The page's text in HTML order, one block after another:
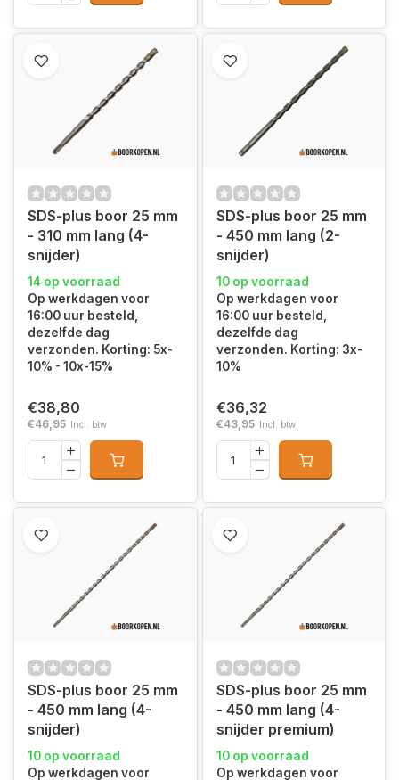
SDS-plus boor 25 mm
- 310 mm lang (4-
snijder)
14 op voorraad
Op werkdagen voor
16:00 uur besteld,
dezelfde dag
verzonden. Korting: 5x-
10% - 10x-15%
€38,80
€46,95 Incl. btw
SDS-plus boor 25 mm
- 450 mm lang (2-
snijder)
10 op voorraad
Op werkdagen voor
16:00 uur besteld,
dezelfde dag
verzonden. Korting: 3x-
10%
€36,32
€43,95 Incl. btw
SDS-plus boor 25 mm
- 450 mm lang (4-
snijder)
10 op voorraad
Op werkdagen voor
SDS-plus boor 25 mm
- 450 mm lang (4-
snijder premium)
10 op voorraad
Op werkdagen voor